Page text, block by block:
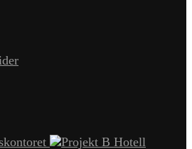
Hotell